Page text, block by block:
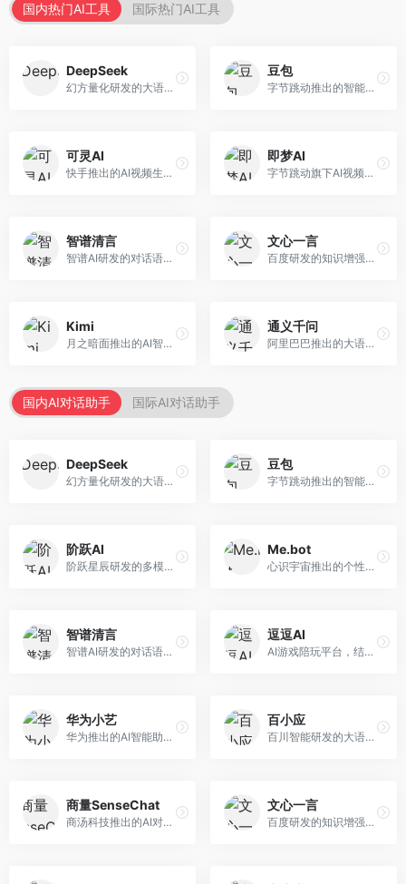
国内热门AI工具 国际热门AI工具
DeepSeek
幻方量化研发的大语言模型平台，专注于深度推理和代码生成能力。面向开发者、研究人员和技术爱好者，提供强大的逻辑推理和数学计算功能，开源生态完善，API接口友好。
豆包
字节跳动推出的智能对话助手平台，提供文本创作、知识问答、英语学习等多种AI服务。面向普通用户和内容创作者，支持多轮对话和文件解析，免费使用，响应速度快，中文理解能力强。
可灵AI
快手推出的AI视频生成平台，支持文生视频和图生视频，可生成长达2分钟的高质量视频内容。面向短视频创作者和营销人员，操作简便，生成效果逼真，适合商业推广和创意表达。
即梦AI
字节跳动旗下AI视频创作平台，支持多模态内容生成。面向内容创作者和营销人员，提供文生视频、图生视频、智能剪辑等功能，中文理解能力强，创作效率高。
智谱清言
智谱AI研发的对话语言模型，支持中英双语交互。面向中文用户和开发者，提供知识问答、代码编写、文档解读等服务，开源生态完善，学术研究背景深厚。
文心一言
百度研发的知识增强大语言模型，深度融合百度知识图谱和搜索能力。面向中文用户，提供知识问答、文本创作、逻辑推理等服务，中文语境理解准确，知识覆盖面广。
Kimi
月之暗面推出的AI智能助手，核心优势在于超长文本处理能力，支持20万字以上文档分析。面向学术研究者、职场人士和内容创作者，提供文档解读、PPT生成、联网搜索等综合服务。
通义千问
阿里巴巴推出的大语言模型平台，提供对话问答、文档处理、图像理解、代码编写等全方位AI服务。面向企业用户和个人开发者，集成阿里云生态，支持多模态交互，企业级安全保障。
国内AI对话助手 国际AI对话助手
DeepSeek
幻方量化研发的大语言模型平台，专注于深度推理和代码生成能力。面向开发者、研究人员和技术爱好者，提供强大的逻辑推理和数学计算功能，开源生态完善，API接口友好。
豆包
字节跳动推出的智能对话助手平台，提供文本创作、知识问答、英语学习等多种AI服务。面向普通用户和内容创作者，支持多轮对话和文件解析，免费使用，响应速度快，中文理解能力强。
阶跃AI
阶跃星辰研发的多模态大模型平台，支持文本、图像、视频的综合理解与生成。面向创作者和企业客户，提供内容创作、智能分析等服务，多模态能力突出。
Me.bot
心识宇宙推出的个性化AI伴侣，专注于情感交互和个人助理服务。面向个人用户，支持日程管理、情感陪伴、知识问答等功能，交互体验人性化。
智谱清言
智谱AI研发的对话语言模型，支持中英双语交互。面向中文用户和开发者，提供知识问答、代码编写、文档解读等服务，开源生态完善，学术研究背景深厚。
逗逗AI
AI游戏陪玩平台，结合游戏理解和自然语言交互技术。面向游戏玩家，提供游戏攻略、陪玩互动、社交聊天等服务，游戏知识丰富，互动体验有趣。
华为小艺
华为推出的AI智能助手网页端，深度整合鸿蒙生态和华为云服务。面向华为设备用户，支持语音交互、智能问答、设备控制等功能，与华为硬件生态无缝衔接。
百小应
百川智能研发的大语言模型助手，专注于中文理解和生成。面向中文用户，提供知识问答、文本创作、代码辅助等服务，模型参数规模大，中文表达流畅自然。
商量SenseChat
商汤科技推出的AI对话平台，结合计算机视觉和自然语言处理技术。面向企业用户和开发者，支持多模态交互，视觉理解能力强，适合智能客服和内容创作场景。
文心一言
百度研发的知识增强大语言模型，深度融合百度知识图谱和搜索能力。面向中文用户，提供知识问答、文本创作、逻辑推理等服务，中文语境理解准确，知识覆盖面广。